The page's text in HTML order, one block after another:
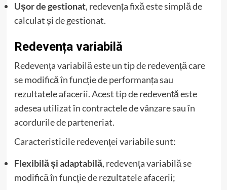
Ușor de gestionat, redevența fixă este simplă de
calculat și de gestionat.
Redevența variabilă
Redevența variabilă este un tip de redevență care
se modifică în funcție de performanța sau
rezultatele afacerii. Acest tip de redevență este
adesea utilizat în contractele de vânzare sau în
acordurile de parteneriat.
Caracteristicile redevenței variabile sunt:
Flexibilă și adaptabilă, redevența variabilă se
modifică în funcție de rezultatele afacerii;